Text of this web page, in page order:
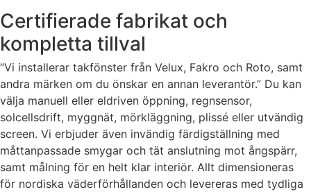
Certifierade fabrikat och
kompletta tillval
“Vi installerar takfönster från Velux, Fakro och Roto, samt
andra märken om du önskar en annan leverantör.” Du kan
välja manuell eller eldriven öppning, regnsensor,
solcellsdrift, myggnät, mörkläggning, plissé eller utvändig
screen. Vi erbjuder även invändig färdigställning med
måttanpassade smygar och tät anslutning mot ångspärr,
samt målning för en helt klar interiör. Allt dimensioneras
för nordiska väderförhållanden och levereras med tydliga